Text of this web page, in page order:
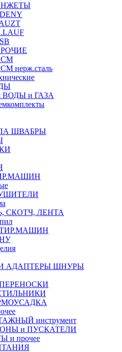
нерж.сталь
ВОДЫ и ГАЗА
ШВАБРЫ
СКОТЧ, ЛЕНТА
АДАПТЕРЫ ШНУРЫ
инструмент
и ПУСКАТЕЛИ
и прочее